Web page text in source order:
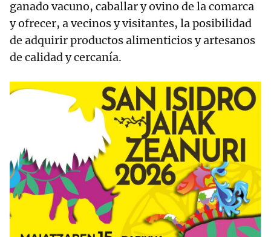
ganado vacuno, caballar y ovino de la comarca
y ofrecer, a vecinos y visitantes, la posibilidad
de adquirir productos alimenticios y artesanos
de calidad y cercanía.